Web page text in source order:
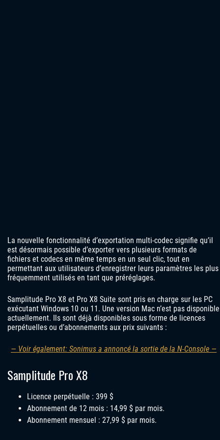
La nouvelle fonctionnalité d’exportation multi-codec signifie qu’il
est désormais possible d’exporter vers plusieurs formats de
fichiers et codecs en même temps en un seul clic, tout en
permettant aux utilisateurs d’enregistrer leurs paramètres les plus
fréquemment utilisés en tant que préréglages.
Samplitude Pro X8 et Pro X8 Suite sont pris en charge sur les PC
exécutant Windows 10 ou 11. Une version Mac n’est pas disponible
actuellement. Ils sont déjà disponibles sous forme de licences
perpétuelles ou d’abonnements aux prix suivants :
— Voir également: Sonimus a annoncé la sortie de la N-Console —
Samplitude Pro X8
Licence perpétuelle : 399 $
Abonnement de 12 mois : 14,99 $ par mois.
Abonnement mensuel : 27,99 $ par mois.